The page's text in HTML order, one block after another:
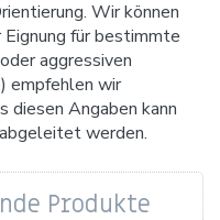
Wir können
für bestimmte
aggressiven
empfehlen wir
diesen Angaben kann
werden.
Produkte